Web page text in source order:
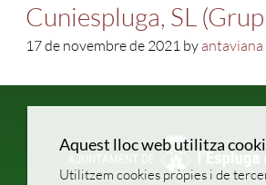
Cuniespluga, SL
17 de novembre de 2021 by antaviana
Aquest lloc web utilitza
Utilitzem cookies pròpies i de